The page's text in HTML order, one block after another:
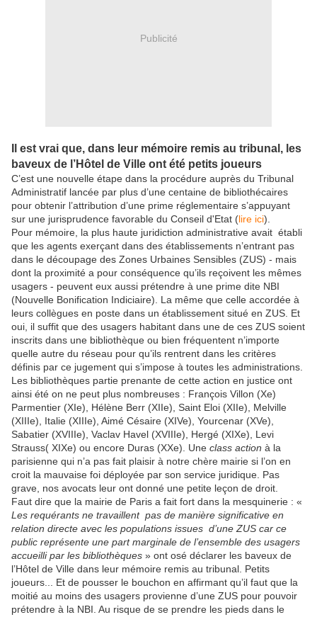
Publicité
Il est vrai que, dans leur mémoire remis au tribunal, es
baveux de l’Hôtel de Ville ont été petits joueurs
C’est une nouvelle étape dans la procédure auprès du Tribunal
Administratif lancée par plus d’une centaine de bibliothécaires
pour obtenir l’attribution d’une prime réglementaire s’appuyant
sur une jurisprudence favorable du Conseil d'Etat (lire ici).
Pour mémoire, la plus haute juridiction administrative avait établi
que les agents exerçant dans des établissements n’entrant pas
dans le découpage des Zones Urbaines Sensibles (ZUS) - mais
dont la proximité a pour conséquence qu’ils reçoivent les mêmes
usagers - peuvent eux aussi prétendre à une prime dite NBI
(Nouvelle Bonification Indiciaire). La même que celle accordée à
leurs collègues en poste dans un établissement situé en ZUS. Et
oui, il suffit que des usagers habitant dans une de ces ZUS soient
inscrits dans une bibliothèque ou bien fréquentent n’importe
quelle autre du réseau pour qu’ils rentrent dans les critères
définis par ce jugement qui s’impose à toutes les administrations.
Les bibliothèques partie prenante de cette action en justice ont
ainsi été on ne peut plus nombreuses : François Villon (Xe)
Parmentier (XIe), Hélène Berr (XIIe), Saint Eloi (XIIe), Melville
(XIIIe), Italie (XIIIe), Aimé Césaire (XIVe), Yourcenar (XVe),
Sabatier (XVIIIe), Vaclav Havel (XVIIIe), Hergé (XIXe), Levi
Strauss( XIXe) ou encore Duras (XXe). Une class action à la
parisienne qui n’a pas fait plaisir à notre chère mairie si l’on en
croit la mauvaise foi déployée par son service juridique. Pas
grave, nos avocats leur ont donné une petite leçon de droit.
Faut dire que la mairie de Paris a fait fort dans la mesquinerie : «
Les requérants ne travaillent pas de manière significative en
relation directe avec les populations issues d’une ZUS car ce
public représente une part marginale de l’ensemble des usagers
accueilli par les bibliothèques » ont osé déclarer les baveux de
l’Hôtel de Ville dans leur mémoire remis au tribunal. Petits
joueurs... Et de pousser le bouchon en affirmant qu’il faut que la
moitié au moins des usagers provienne d’une ZUS pour pouvoir
prétendre à la NBI. Au risque de se prendre les pieds dans le